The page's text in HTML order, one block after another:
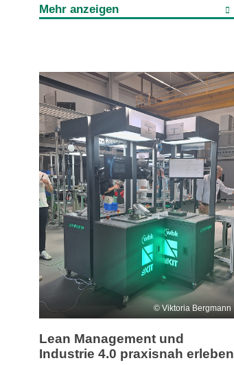
Mehr anzeigen
Viktoria Bergmann
Lean Management und
Industrie 4.0 praxisnah erleben